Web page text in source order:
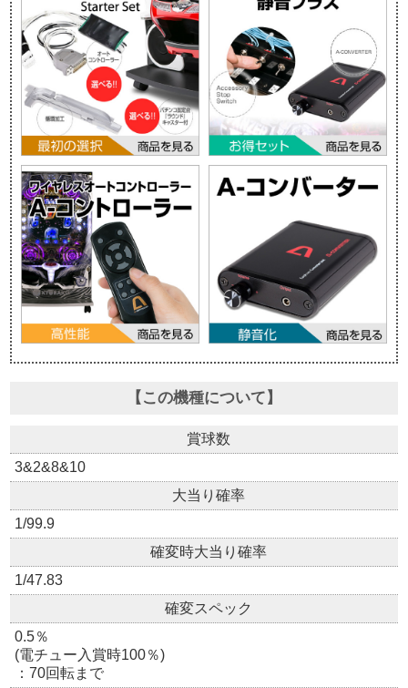
【この機種について】
賞球数
3&2&8&10
大当り確率
1/99.9
確変時大当り確率
1/47.83
確変スペック
0.5％
(電チュー入賞時100％)
：70回転まで